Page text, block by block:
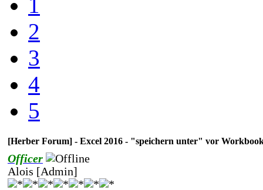
2
3
4
5
[Herber Forum] - Excel 2016 - "speichern unter" vor
Officer
Alois [Admin]